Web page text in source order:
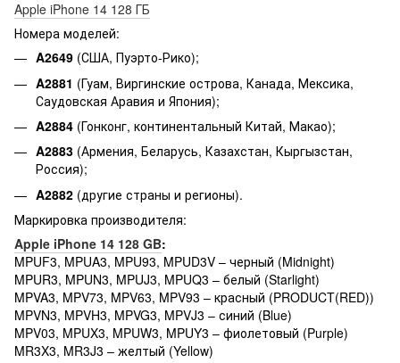
Apple iPhone 14 128 ГБ
Номера моделей:
A2649 (США, Пуэрто-Рико);
A2881 (Гуам, Виргинские острова, Канада, Мексика,
Саудовская Аравия и Япония);
A2884 (Гонконг, континентальный Китай, Макао);
A2883 (Армения, Беларусь, Казахстан, Кыргызстан,
Россия);
A2882 (другие страны и регионы).
Маркировка производителя:
Apple iPhone 14 128 GB:
MPUF3, MPUA3, MPU93, MPUD3V – черный (Midnight)
MPUR3, MPUN3, MPUJ3, MPUQ3 – белый (Starlight)
MPVA3, MPV73, MPV63, MPV93 – красный (PRODUCT(RED))
MPVN3, MPVH3, MPVG3, MPVJ3 – синий (Blue)
MPV03, MPUX3, MPUW3, MPUY3 – фиолетовый (Purple)
MR3X3, MR3J3 – желтый (Yellow)